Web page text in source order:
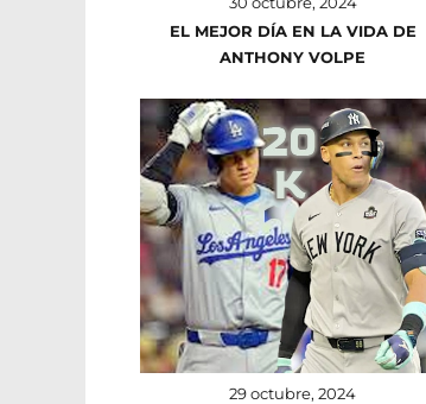
EL MEJOR DÍA EN LA VIDA DE
ANTHONY VOLPE
29 octubre, 2024